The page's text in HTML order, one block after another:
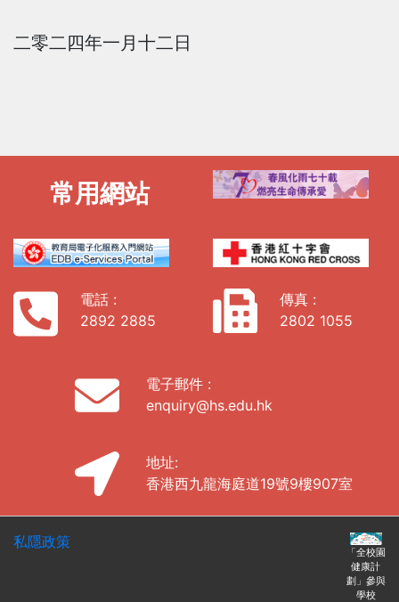
二零二四年一月十二日
常用網站
電話 :
2892 2885
傳真 :
2802 1055
電子郵件 :
enquiry@hs.edu.hk
地址:
香港西九龍海庭道19號9樓907室
私隱政策
「全校園
健康計
劃」參與
學校